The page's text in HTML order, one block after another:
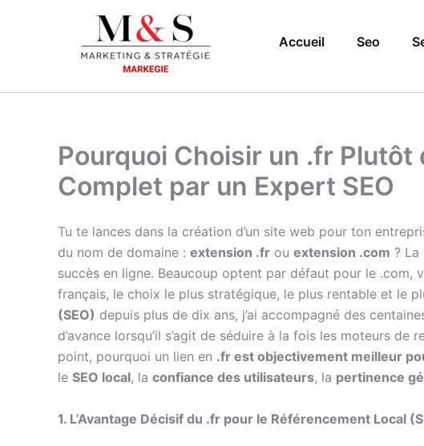
Accueil Seo
Pourquoi Choisir un .fr Plutôt
Complet par un Expert SEO
Tu te lances dans la création d’un site web pour ton
du nom de domaine : extension .fr ou extension .com ?
succès en ligne. Beaucoup optent par défaut pour le
français, le choix le plus stratégique, le plus rentable et le
(SEO) depuis plus de dix ans, j’ai accompagné des
d’avance lorsqu’il s’agit de séduire à la fois les moteurs
point, pourquoi un lien en .fr est objectivement meilleur
le SEO local, la confiance des utilisateurs, la pertinence
1. L’Avantage Décisif du .fr pour le Référencement Local